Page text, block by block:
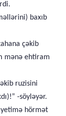
baxıb
çəkib
mənə ehtiram
ruzisini
-söyləyər.
yetimə hörmət